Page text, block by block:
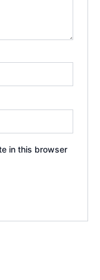
in this browser